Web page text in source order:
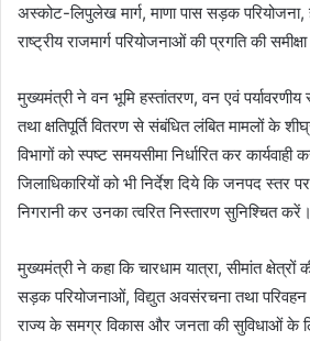
अस्कोट-लिपुलेख मार्ग, माणा पास सड़क परियोजना,
राष्ट्रीय राजमार्ग परियोजनाओं की प्रगति की
मुख्यमंत्री ने वन भूमि हस्तांतरण, वन एवं पर्यावरणीय
तथा क्षतिपूर्ति वितरण से संबंधित लंबित मामलों के
विभागों को स्पष्ट समयसीमा निर्धारित कर
जिलाधिकारियों को भी निर्देश दिये कि जनपद स्तर
निगरानी कर उनका त्वरित निस्तारण सुनिश्चित करें।
मुख्यमंत्री ने कहा कि चारधाम यात्रा, सीमांत क्षेत्रों
सड़क परियोजनाओं, विद्युत अवसंरचना तथा
राज्य के समग्र विकास और जनता की सुविधाओं के